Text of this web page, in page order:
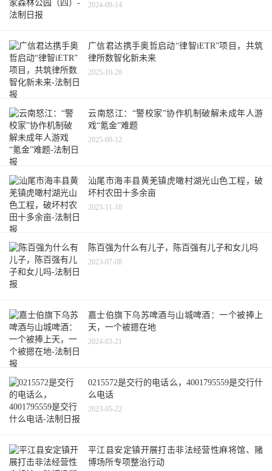
2024-09-14
广信君达携手奥哲启动“律智iETR”项目，共筑
律所数智化新未来
2025-10-28
云南怒江：“警校家”协作机制破解未成年人游
戏“氪金”难题
2025-09-12
汕尾市海丰县黄羌镇虎噉村湖光山色工程，破
坏村农田十多余亩
2023-11-10
陈百强为什么有儿子，陈百强有儿子和女儿吗
2023-07-08
嘉士伯旗下乌苏啤酒与山城啤酒：一个被捧上
天，一个被摁在地
2024-03-21
0215572是交行的电话么，4001795559是交行什
么电话
2023-05-22
平江县安定镇开展打击非法经营性麻将馆、赌
博场所专项整治行动